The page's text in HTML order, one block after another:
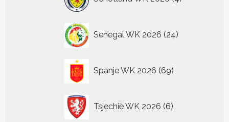
producten
Senegal WK 2026 24
producten
Spanje WK 2026 69
producten
Tsjechië WK 2026 6
producten